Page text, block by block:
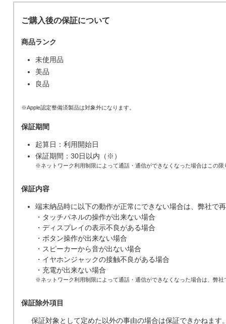
ご購入後の保証について
商品ランク
未使用品
美品
良品
※Apple認定整備済製品は対象外になります。
保証期間
起算日：利用開始日
保証期間：30日以内（※）
※ネットワーク利用制限によって通話・通信ができなくなった場合はこの限
保証内容
端末納品時に以下の動作が正常にできない場合は、弊社で
・タッチパネルの操作が出来ない場合
・ディスプレイの表示不良がある場合
・ボタン操作が出来ない場合
・スピーカーから音が出ない場合
・イヤホンジャックの接触不良がある場合
・充電が出来ない場合
※ネットワーク利用制限によって通話・通信ができなくなった場合は、弊
保証除外項目
保証対象として定めた以外の事由の場合は保証できかねます